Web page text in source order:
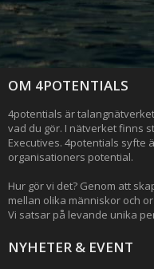
OM 4POTENTIALS
4potentials är
vad du gör. I nätverket finns
Executives. 4potentials syfte
organisationers potential.
Hur gör vi det? Genom att
mellan olika människor och
Vi satsar på levande unika
NYHETER & EVENT